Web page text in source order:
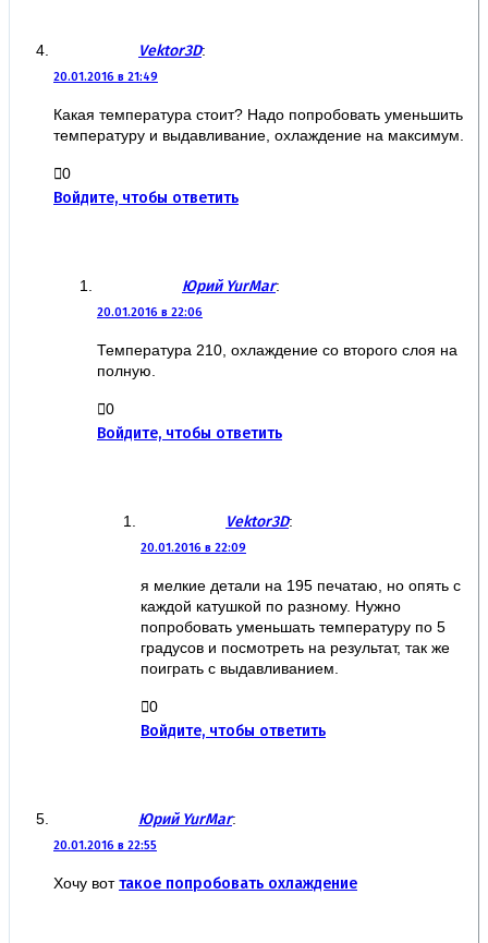
Vektor3D:
20.01.2016 в 21:49
Какая температура стоит? Надо попробовать уменьшить
температуру и выдавливание, охлаждение на максимум.
0
Войдите, чтобы ответить
Юрий YurMar:
20.01.2016 в 22:06
Температура 210, охлаждение со второго слоя на
полную.
0
Войдите, чтобы ответить
Vektor3D:
20.01.2016 в 22:09
я мелкие детали на 195 печатаю, но опять с
каждой катушкой по разному. Нужно
попробовать уменьшать температуру по 5
градусов и посмотреть на результат, так же
поиграть с выдавливанием.
0
Войдите, чтобы ответить
Юрий YurMar:
20.01.2016 в 22:55
Хочу воттакое попробовать охлаждение